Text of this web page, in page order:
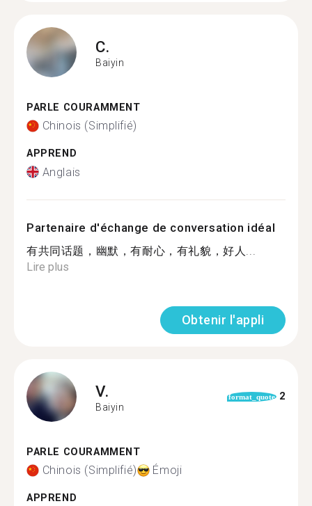
C.
Baiyin
PARLE COURAMMENT
Chinois (Simplifié)
APPREND
Anglais
Partenaire d'échange de conversation idéal
有共同话题，幽默，有耐心，有礼貌，好人...
Lire plus
Obtenir l'appli
V.
Baiyin
format_quote 2
PARLE COURAMMENT
Chinois (Simplifié) Émoji
APPREND